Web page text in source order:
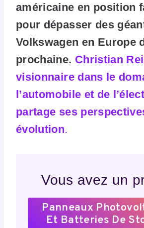
américaine en position
pour dépasser des
Volkswagen en Europe
prochaine. Christian
visionnaire dans le
l’automobile et de
partage ses
évolution.
Vous avez un
Panneaux
Et Batteries De